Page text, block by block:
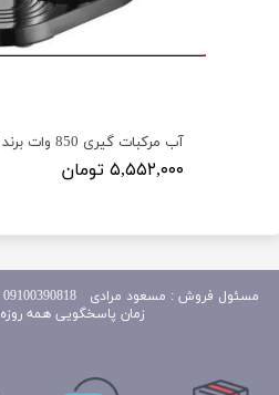
۵,۵۵۲,۰۰۰ تومان
مسئول
زمان پاسخگویی همه روزه 10 الی 22